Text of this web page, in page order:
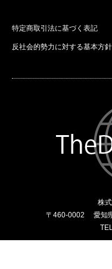
特定商取引法に基づく表記
反社会的勢力に対する基本方針
株
〒460-0002 愛知